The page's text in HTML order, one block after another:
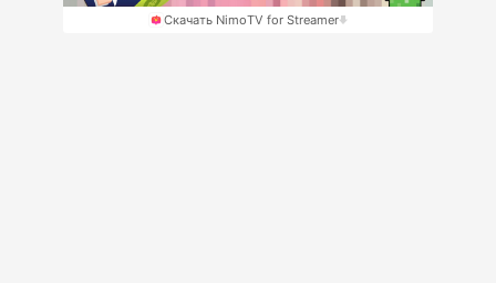
Скачать NimoTV for Streamer